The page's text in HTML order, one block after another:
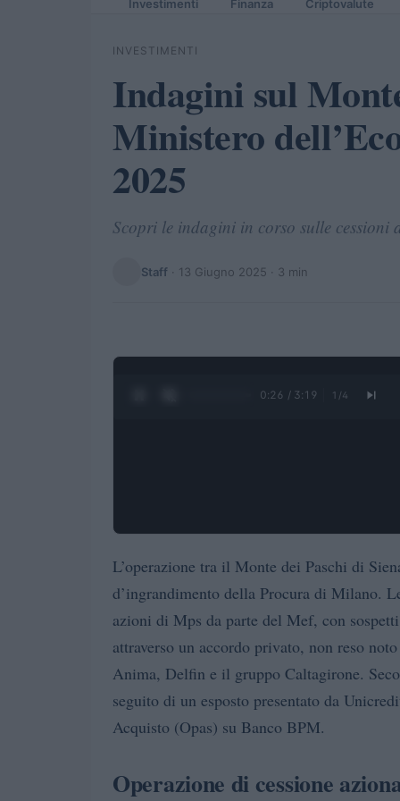
Investimenti Finanza Criptovalute
INVESTIMENTI
Indagini sul
Ministero
2025
Scopri le indagini in corso sulle
Staff · 13 Giugno 2025 · 3 min
0:27 / 3:19 1 /4
L’operazione tra il Monte dei Paschi di
d’ingrandimento della Procura di Milano.
azioni di Mps da parte del Mef, con
attraverso un accordo privato, non reso
Anima, Delfin e il gruppo Caltagirone.
seguito di un esposto presentato da
Acquisto (Opas) su Banco BPM.
Operazione di cessione